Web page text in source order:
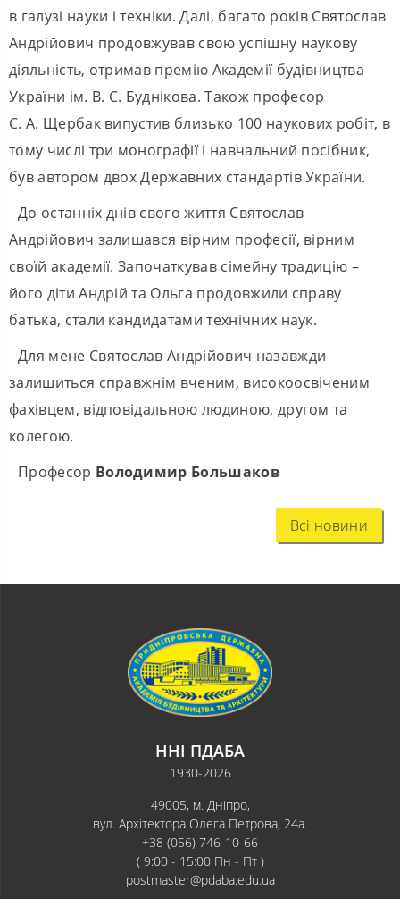
в галузі науки і техніки. Далі, багато років Святослав
Андрійович продовжував свою успішну наукову
діяльність, отримав премію Академії будівництва
України ім. В. С. Буднікова. Також професор
С. А. Щербак випустив близько 100 наукових робіт, в
тому числі три монографії і навчальний посібник,
був автором двох Державних стандартів України.
До останніх днів свого життя Святослав
Андрійович залишався вірним професії, вірним
своїй академії. Започаткував сімейну традицію –
його діти Андрій та Ольга продовжили справу
батька, стали кандидатами технічних наук.
Для мене Святослав Андрійович назавжди
залишиться справжнім вченим, високоосвіченим
фахівцем, відповідальною людиною, другом та
колегою.
Професор Володимир Большаков
Всі новини
ННІ ПДАБА
1930-2026
49005, м. Дніпро,
вул. Архітектора Олега Петрова, 24а.
+38 (056) 746-10-66
( 9:00 - 15:00 Пн - Пт )
postmaster@pdaba.edu.ua